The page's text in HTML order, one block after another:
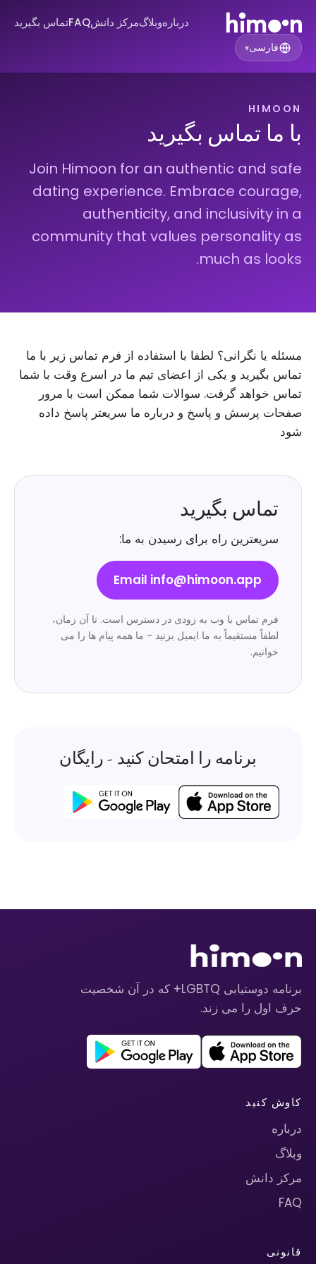
دربارهوبلاگمرکز دانشFAQتماس بگیرید
فارسی▾
HIMOON
با ما تماس بگیرید
Join Himoon for an authentic and safe
dating experience. Embrace courage,
authenticity, and inclusivity in a
community that values personality as
much as looks.
مسئله یا نگرانی؟ لطفا با استفاده از فرم تماس زیر با ما
تماس بگیرید و یکی از اعضای تیم ما در اسرع وقت با شما
تماس خواهد گرفت. سوالات شما ممکن است با مرور
صفحات پرسش و پاسخ و درباره ما سریعتر پاسخ داده
شود
تماس بگیرید
سریعترین راه برای رسیدن به ما:
Email info@himoon.app
فرم تماس با وب به زودی در دسترس است. تا آن زمان،
لطفاً مستقیماً به ما ایمیل بزنید - ما همه پیام ها را می
خوانیم.
برنامه را امتحان کنید - رایگان
برنامه دوستیابی LGBTQ+ که در آن شخصیت
حرف اول را می زند.
کاوش کنید
درباره
وبلاگ
مرکز دانش
FAQ
قانونی